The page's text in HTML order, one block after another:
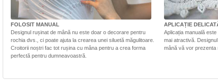
FOLOSIT MANUAL
Designul rușinat de mână nu este doar o decorare pentru
rochia dvs., ci poate ajuta la crearea unei siluetă măgulitoare.
Croitorii noștri fac tot rușina cu mâna pentru a crea forma
perfectă pentru dumneavoastră.
APLICAȚIE
Aplicația manuală
mai atractivă.
mână vă vor prezenta